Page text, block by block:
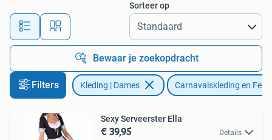
Alle afstanden…
Sorteer op
Bewaar je zoekopdracht
Filters Kleding | Dames Carnavalskleding en
Sexy Serveerster Ella
€ 39,95 Details